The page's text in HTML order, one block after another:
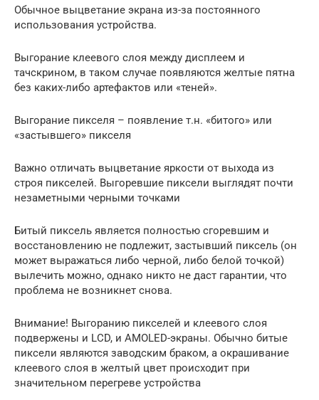
Обычное выцветание экрана из-за постоянного
использования устройства.
Выгорание клеевого слоя между дисплеем и
тачскрином, в таком случае появляются желтые пятна
без каких-либо артефактов или «теней».
Выгорание пикселя – появление т.н. «битого» или
«застывшего» пикселя
Важно отличать выцветание яркости от выхода из
строя пикселей. Выгоревшие пиксели выглядят почти
незаметными черными точками
Битый пиксель является полностью сгоревшим и
восстановлению не подлежит, застывший пиксель (он
может выражаться либо черной, либо белой точкой)
вылечить можно, однако никто не даст гарантии, что
проблема не возникнет снова.
Внимание! Выгоранию пикселей и клеевого слоя
подвержены и LCD, и AMOLED-экраны. Обычно битые
пиксели являются заводским браком, а окрашивание
клеевого слоя в желтый цвет происходит при
значительном перегреве устройства